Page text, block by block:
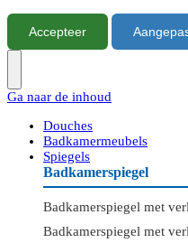
Accepteer
Ga naar de inhoud
Douches
Badkamermeubels
Spiegels
Badkamerspiegel
Badkamerspiegel met
Badkamerspiegel met